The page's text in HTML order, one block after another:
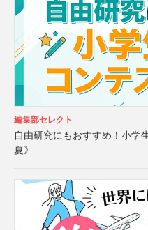
編集部セレクト
自由研究にもおすすめ！小学
夏》